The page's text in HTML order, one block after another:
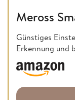
Meross
Günstiges
Erkennung und